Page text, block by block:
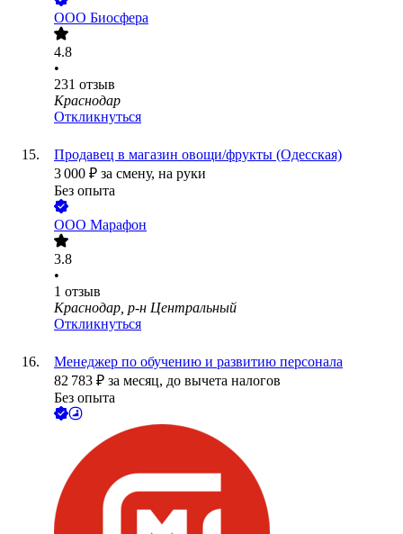
ООО Биосфера
4.8
•
231 отзыв
Краснодар
Откликнуться
Продавец в магазин овощи/фрукты (Одесская)
3 000 ₽ за смену, на руки
Без опыта
ООО Марафон
3.8
•
1 отзыв
Краснодар, р-н Центральный
Откликнуться
Менеджер по обучению и развитию персонала
82 783 ₽ за месяц, до вычета налогов
Без опыта